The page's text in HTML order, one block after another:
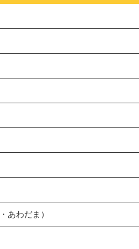
あわだま）